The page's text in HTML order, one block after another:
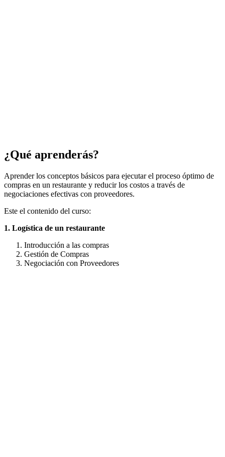
¿Qué aprenderás?
Aprender los conceptos básicos para ejecutar el proceso óptimo de
compras en un restaurante y reducir los costos a través de
negociaciones efectivas con proveedores.
Este el contenido del curso:
1. Logística de un restaurante
Introducción a las compras
Gestión de Compras
Negociación con Proveedores